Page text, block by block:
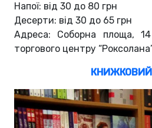
Напої: від 30 до 80 грн
Десерти: від 30 до 65 грн
Адреса: Соборна площа,
торгового центру